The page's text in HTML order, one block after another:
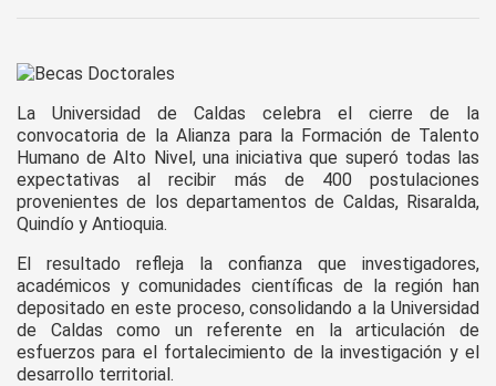
La Universidad de Caldas celebra el cierre de la
convocatoria de la Alianza para la Formación de Talento
Humano de Alto Nivel, una iniciativa que superó todas las
expectativas al recibir más de 400 postulaciones
provenientes de los departamentos de Caldas, Risaralda,
Quindío y Antioquia.
El resultado refleja la confianza que investigadores,
académicos y comunidades científicas de la región han
depositado en este proceso, consolidando a la Universidad
de Caldas como un referente en la articulación de
esfuerzos para el fortalecimiento de la investigación y el
desarrollo territorial.